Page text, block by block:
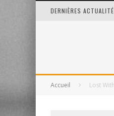
DERNIÈRES
Accueil Lost